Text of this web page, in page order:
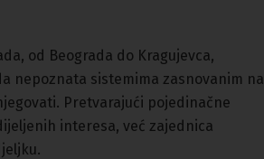
od Beograda do Kragujevca,
nepoznata sistemima zasnovanim na
Pretvarajući pojedinačne
interesa, već zajednica